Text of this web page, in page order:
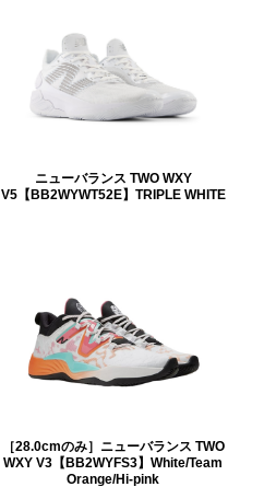
ニューバランス TWO WXY
V5【BB2WYWT52E】TRIPLE WHITE
［28.0cmのみ］ニューバランス TWO
WXY V3【BB2WYFS3】White/Team
Orange/Hi-pink